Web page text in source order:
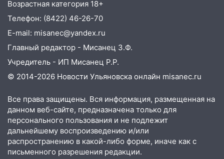
14:40 На проспекте Гая в Ульяновске
запретили остановку автомобилей на
50-метровом участке
14:22 В Новом городе 8 августа пройдет
большой фестиваль «Наше время» с
мотофристайлом и концертом
14:04 Жару смоет ливнями: прогноз
погоды в Ульяновской области на
выходные 8-9 августа
13:30 В Ульяновске транспортные
полицейские проведут акцию «Час
Возрастная категория 18+
Телефон: (8422) 46-26-70
E-mail: misanec@yandex.ru
Главный редактор - Мисанец З.Ф.
Учредитель - ИП Мисанец Р.Р.
© 2014-2026 Новости Ульяновска онлайн misanec.ru
Все права защищены. Вся информация, размещенная на
данном веб-сайте, предназначена только для
персонального пользования и не подлежит
дальнейшему воспроизведению и/или
распространению в какой-либо форме, иначе как с
письменного разрешения редакции.